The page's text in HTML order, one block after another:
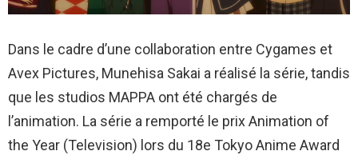
Dans le cadre d’une collaboration entre Cygames et
Avex Pictures, Munehisa Sakai a réalisé la série, tandis
que les studios MAPPA ont été chargés de
l’animation. La série a remporté le prix Animation of
the Year (Television) lors du 18e Tokyo Anime Award